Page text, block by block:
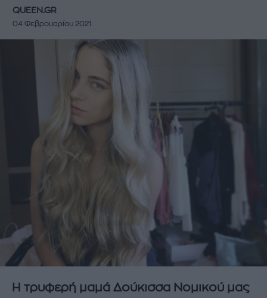
QUEEN.GR
04 Φεβρουαρίου 2021
Η τρυφερή μαμά Δούκισσα Νομικού μας